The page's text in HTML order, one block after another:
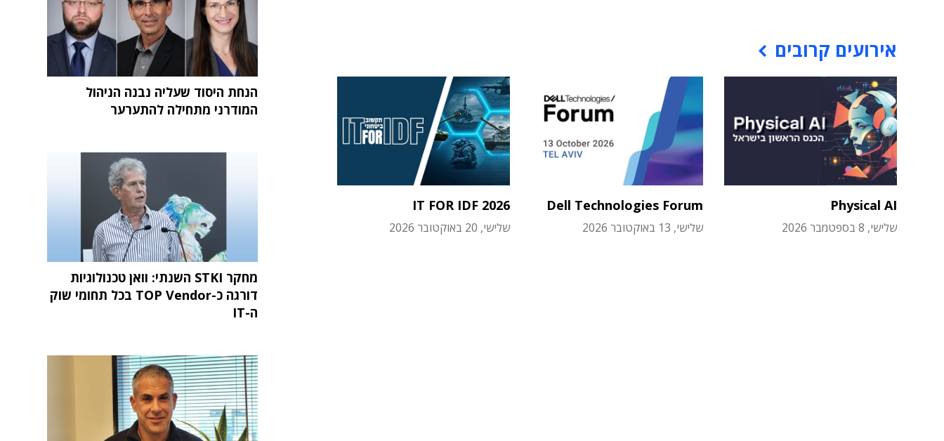
אירועים קרובים
Physical AI
שלישי, 8 בספטמבר 2026
Dell Technologies Forum
שלישי, 13 באוקטובר 2026
IT FOR IDF 2026
שלישי, 20 באוקטובר 2026
הנחת היסוד שעליה נבנה הניהול
המודרני מתחילה להתערער
מחקר STKI השנתי: וואן טכנולוגיות
דורגה כ-TOP Vendor בכל תחומי שוק
ה-IT